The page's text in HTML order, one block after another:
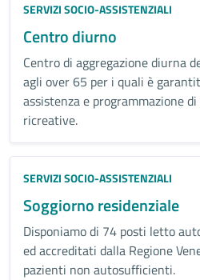
SERVIZI SOCIO-ASSISTENZIALI
Centro diurno
Centro di aggregazione diurna
agli over 65 per i quali è
assistenza e programmazione
ricreative.
SERVIZI SOCIO-ASSISTENZIALI
Soggiorno residenziale
Disponiamo di 74 posti letto
ed accreditati dalla Regione
pazienti non autosufficienti.